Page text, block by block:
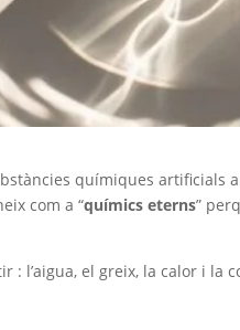
químiques artificials
com a “químics eterns”
: l’aigua, el greix, la calor i la